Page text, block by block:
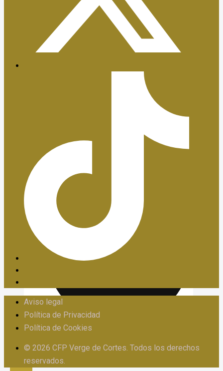
Certificaciones ISO
X
Aviso legal
Política de Privacidad
Política de Cookies
© 2026 CFP Verge de Cortes. Todos los derechos
reservados.